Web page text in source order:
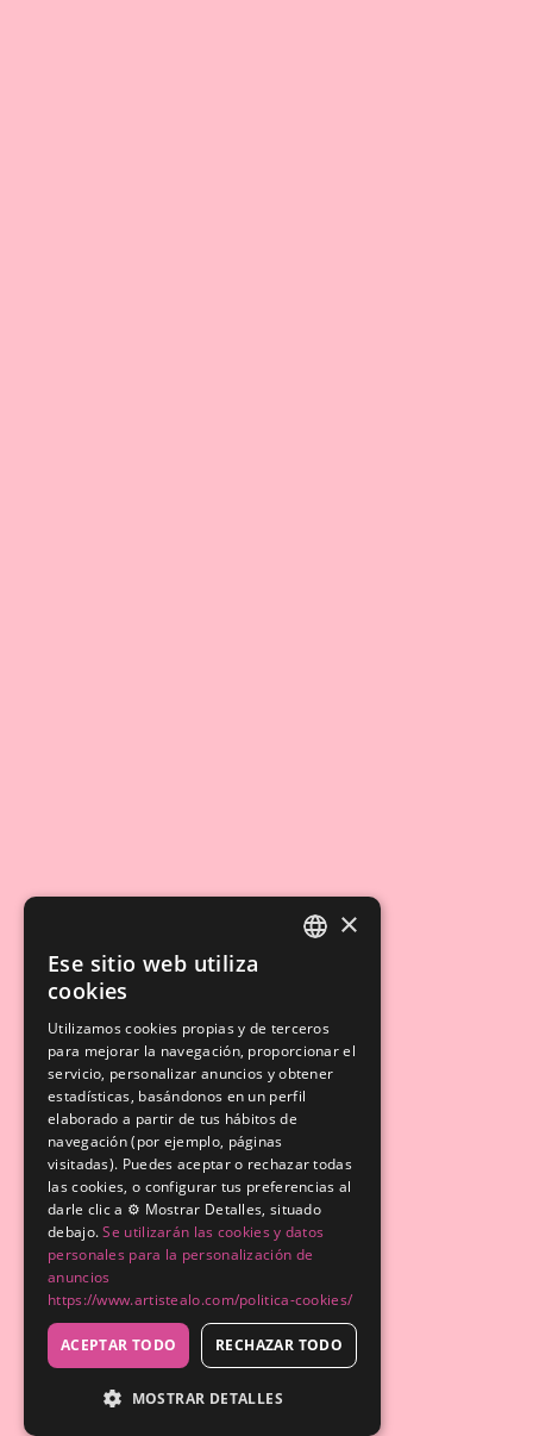
×
Ese sitio web utiliza
cookies
Utilizamos cookies propias y de terceros
para mejorar la navegación, proporcionar el
servicio, personalizar anuncios y obtener
estadísticas, basándonos en un perfil
elaborado a partir de tus hábitos de
navegación (por ejemplo, páginas
visitadas). Puedes aceptar o rechazar todas
las cookies, o configurar tus preferencias al
darle clic a ⚙️ Mostrar Detalles, situado
debajo.Se utilizarán las cookies y datos
personales para la personalización de
anuncios
https://www.artistealo.com/politica-cookies/
ACEPTAR TODO RECHAZAR TODO
MOSTRAR DETALLES